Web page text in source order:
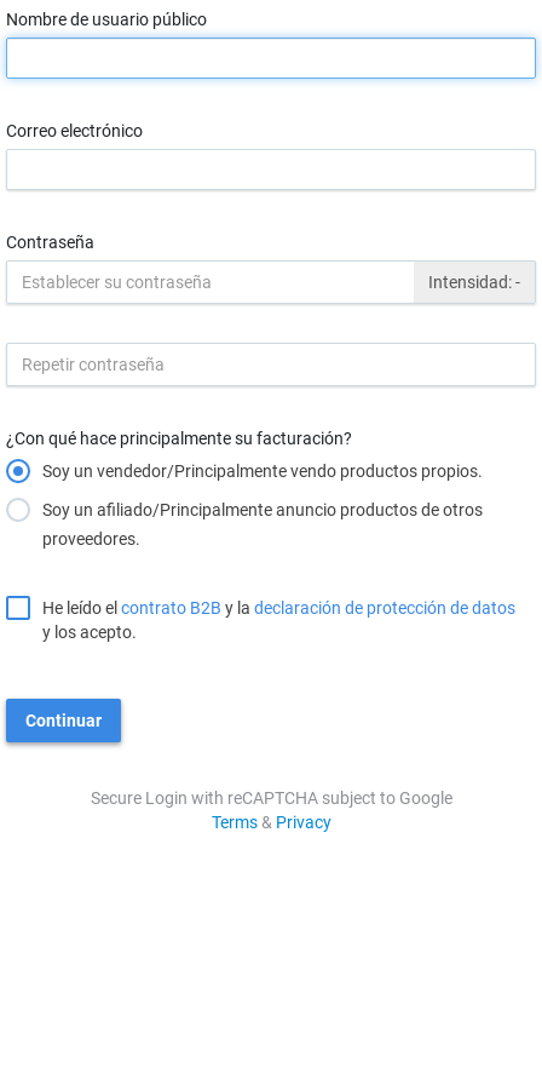
Nombre de usuario público
Correo electrónico
Contraseña
Intensidad:-
¿Con qué hace principalmente su facturación?
Soy un vendedor/Principalmente vendo productos propios.
Soy un afiliado/Principalmente anuncio productos de otros
proveedores.
He leído el contrato B2B y la declaración de protección de datos
y los acepto.
Continuar
Secure Login with reCAPTCHA subject to Google
Terms& Privacy